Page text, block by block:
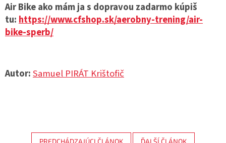
Air Bike ako mám ja s dopravou zadarmo kúpiš
tu: https://www.cfshop.sk/aerobny-trening/air-
bike-sperb/
Autor:Samuel PIRÁT Krištofič
PREDCHÁDZAJÚCI ČLÁNOK ĎALŠÍ ČLÁNOK